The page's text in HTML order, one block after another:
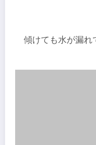
傾けても水が漏れ